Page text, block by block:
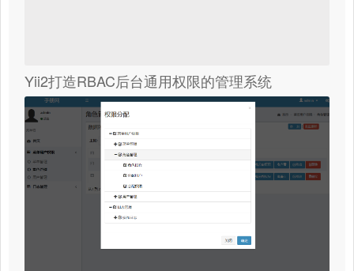
Yii2打造RBAC后台通用权限的管理系统